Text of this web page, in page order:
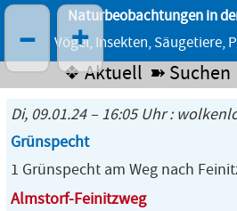
Naturbeobachtungen in
Vögel, Insekten, Säugetiere,
❖ Aktuell ➽ Suchen
Di, 09.01.24 – 16:05 Uhr :
Grünspecht
1 Grünspecht am Weg nach
Almstorf-Feinitzweg
– +